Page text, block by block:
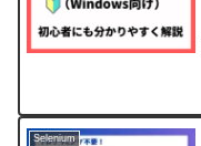
Selenium